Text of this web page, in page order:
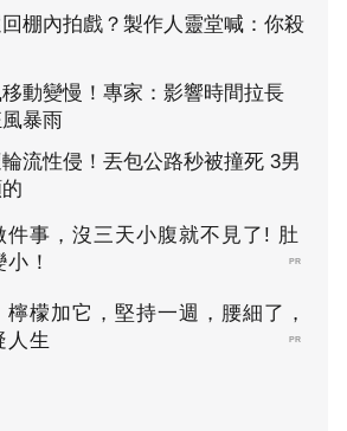
棚內拍戲？製作人靈堂喊：你殺
動變慢！專家：影響時間拉長
暴雨
流性侵！丟包公路秒被撞死 3男
件事，沒三天小腹就不見了! 肚
！
PR
檬加它，堅持一週，腰細了，
人生
PR